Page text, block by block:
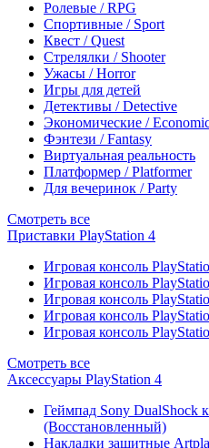
Ролевые / RPG
Спортивные / Sport
Квест / Quest
Стрелялки / Shooter
Ужасы / Horror
Игры для детей
Детективы / Detective
Экономические /
Фэнтези / Fantasy
Виртуальная реальность
Платформер / Platformer
Для вечеринок / Party
Смотреть все
Приставки PlayStation 4
Игровая консоль
Игровая консоль
Игровая консоль
Игровая консоль
Игровая консоль
Смотреть все
Аксессуары PlayStation 4
Геймпад Sony DualShock
(Восстановленный)
Накладки защитные